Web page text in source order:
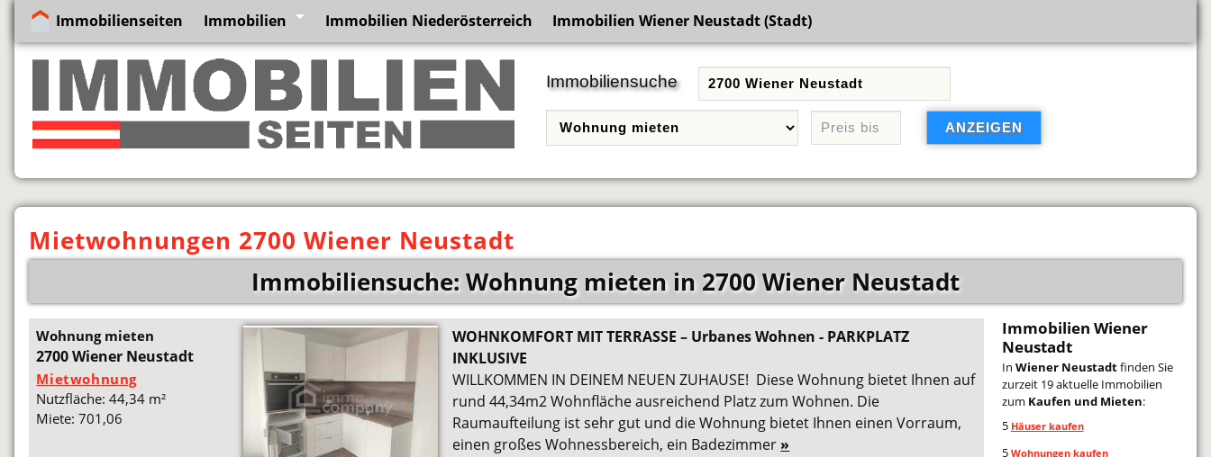
Immobilienseiten Immobilien Immobilien Niederösterreich Immobilien Wiener Neustadt (Stadt)
Immobiliensuche
Mietwohnungen 2700 Wiener Neustadt
Immobiliensuche: Wohnung mieten in 2700 Wiener Neustadt
Wohnung mieten
2700 Wiener Neustadt
Mietwohnung
Nutzfläche: 44,34 m²
Miete: 701,06
WOHNKOMFORT MIT TERRASSE – Urbanes Wohnen - PARKPLATZ
INKLUSIVE
WILLKOMMEN IN DEINEM NEUEN ZUHAUSE! Diese Wohnung bietet Ihnen auf
rund 44,34m2 Wohnfläche ausreichend Platz zum Wohnen. Die
Raumaufteilung ist sehr gut und die Wohnung bietet Ihnen einen Vorraum,
einen großes Wohnessbereich, ein Badezimmer »
Immobilien Wiener
Neustadt
In Wiener Neustadtfinden Sie
zurzeit 19 aktuelle Immobilien
zum Kaufen und Mieten:
5 Häuser kaufen
5 Wohnungen kaufen